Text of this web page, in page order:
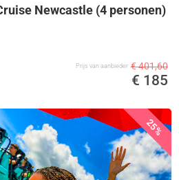
Newcastle (4 personen)
Prijs van aanbieder € 401,60
€ 185
25%